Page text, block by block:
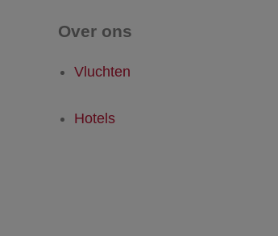
Over ons
Vluchten
Hotels